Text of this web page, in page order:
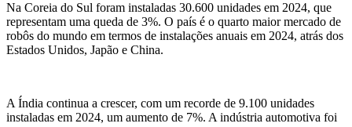
Na Coreia do Sul foram instaladas 30.600 unidades em 2024, que
representam uma queda de 3%. O país é o quarto maior mercado de
robôs do mundo em termos de instalações anuais em 2024, atrás dos
Estados Unidos, Japão e China.
A Índia continua a crescer, com um recorde de 9.100 unidades
instaladas em 2024, um aumento de 7%. A indústria automotiva foi